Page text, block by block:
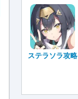
ステラソラ攻略